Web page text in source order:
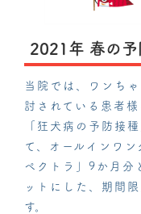
2021年 春の予
当院では、ワンち
討されている患者様
「狂犬病の予防接
て、オールインワ
ペクトラ」9か月分
ットにした、期間
す。